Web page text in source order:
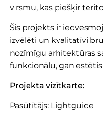
virsmu, kas piešķir
Šis projekts ir
izvēlēti un kvalitatīvi
nozīmīgu arhitektūras
funkcionālu, gan
Projekta vizītkarte:
Pasūtītājs: Lightguide